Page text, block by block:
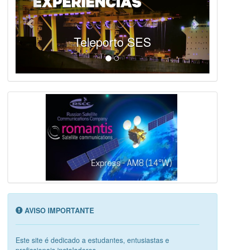
SES - Fornecendo Esportes Ao Vivo
AVISO IMPORTANTE
Este site é dedicado a estudantes, entusiastas e